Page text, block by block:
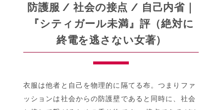
僕
が
ャ
ル
信
防護服 / 社会の接点 / 自己内省｜
『シティガール未満』評（絶対に
終電を逃さない女著）
衣服は他者と自己を物理的に隔てる布。つまりファ
ッションは社会からの防護壁であると同時に、社会